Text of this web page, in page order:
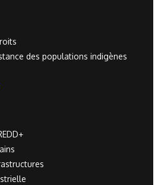
des populations indigènes